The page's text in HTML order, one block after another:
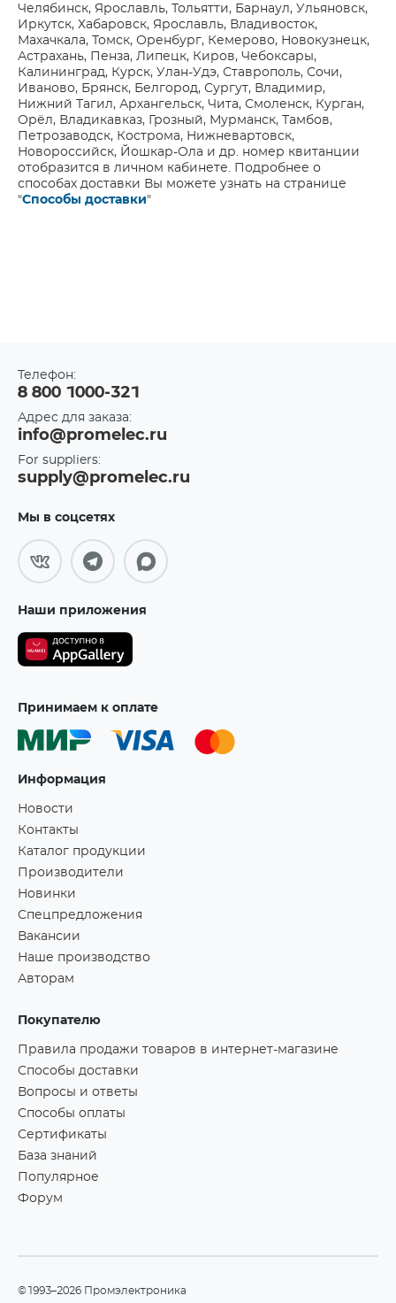
Челябинск, Ярославль, Тольятти, Барнаул, Ульяновск,
Иркутск, Хабаровск, Ярославль, Владивосток,
Махачкала, Томск, Оренбург, Кемерово, Новокузнецк,
Астрахань, Пенза, Липецк, Киров, Чебоксары,
Калининград, Курск, Улан-Удэ, Ставрополь, Сочи,
Иваново, Брянск, Белгород, Сургут, Владимир,
Нижний Тагил, Архангельск, Чита, Смоленск, Курган,
Орёл, Владикавказ, Грозный, Мурманск, Тамбов,
Петрозаводск, Кострома, Нижневартовск,
Новороссийск, Йошкар-Ола и др. номер квитанции
отобразится в личном кабинете. Подробнее о
способах доставки Вы можете узнать на странице
"Способы доставки"
Телефон:
8 800 1000-321
Адрес для заказа:
info@promelec.ru
For suppliers:
supply@promelec.ru
Мы в соцсетях
Наши приложения
Принимаем к оплате
Информация
Новости
Контакты
Каталог продукции
Производители
Новинки
Спецпредложения
Вакансии
Наше производство
Авторам
Покупателю
Правила продажи товаров в интернет-магазине
Способы доставки
Вопросы и ответы
Способы оплаты
Сертификаты
База знаний
Популярное
Форум
©1993–2026 Промэлектроника